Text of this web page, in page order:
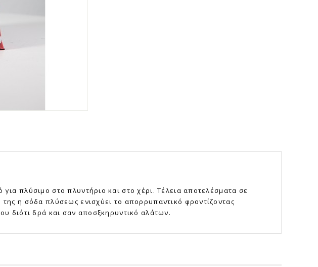
πλύσιμο στο πλυντήριο και στο χέρι. Τέλεια αποτελέσματα σε
η σόδα πλύσεως ενισχύει το απορρυπαντικό φροντίζοντας
διότι δρά και σαν αποσξκηρυντικό αλάτων.